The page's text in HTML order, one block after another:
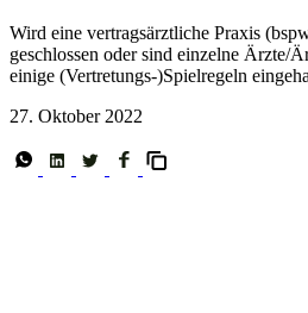
Wird eine vertragsärztliche Praxis
geschlossen oder sind einzelne Ärzte/
einige (Vertretungs-)Spielregeln
27. Oktober 2022